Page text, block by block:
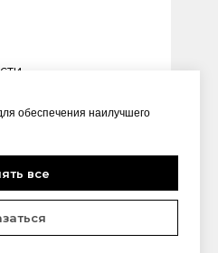
тех. поддержкой
трудности
появились
обеспечения наилучшего
все